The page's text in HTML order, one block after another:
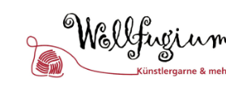
content